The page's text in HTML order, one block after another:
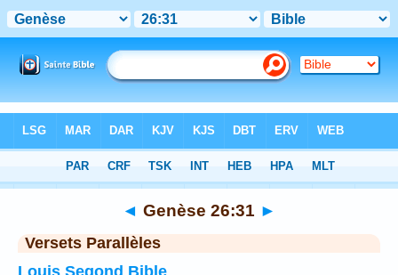
Chapitre 26 > Verset 31
◄ Genèse 26:31 ►
Versets Parallèles
Louis Segond Bible